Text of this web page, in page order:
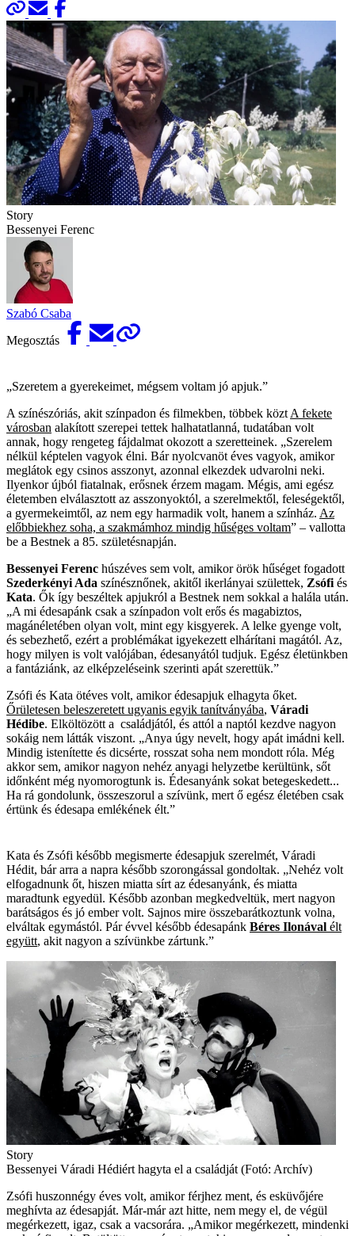
Story
Bessenyei Ferenc
Szabó Csaba
Megosztás
„Szeretem a gyerekeimet, mégsem voltam jó apjuk.”
A színészóriás, akit színpadon és filmekben, többek közt A fekete
városban alakított szerepei tettek halhatatlanná, tudatában volt
annak, hogy rengeteg fájdalmat okozott a szeretteinek. „Szerelem
nélkül képtelen vagyok élni. Bár nyolcvanöt éves vagyok, amikor
meglátok egy csinos asszonyt, azonnal elkezdek udvarolni neki.
Ilyenkor újból fiatalnak, erősnek érzem magam. Mégis, ami egész
életemben elválasztott az asszonyoktól, a szerelmektől, feleségektől,
a gyermekeimtől, az nem egy harmadik volt, hanem a színház. Az
előbbiekhez soha, a szakmámhoz mindig hűséges voltam” – vallotta
be a Bestnek a 85. születésnapján.
Bessenyei Ferenc húszéves sem volt, amikor örök hűséget fogadott
Szederkényi Ada színésznőnek, akitől ikerlányai születtek, Zsófi és
Kata. Ők így beszéltek apjukról a Bestnek nem sokkal a halála után.
„A mi édesapánk csak a színpadon volt erős és magabiztos,
magánéletében olyan volt, mint egy kisgyerek. A lelke gyenge volt,
és sebezhető, ezért a problémákat igyekezett elhárítani magától. Az,
hogy milyen is volt valójában, édesanyától tudjuk. Egész életünkben
a fantáziánk, az elképzeléseink szerinti apát szerettük.”
Zsófi és Kata ötéves volt, amikor édesapjuk elhagyta őket.
Őrületesen beleszeretett ugyanis egyik tanítványába, Váradi
Hédibe. Elköltözött a családjától, és attól a naptól kezdve nagyon
sokáig nem látták viszont. „Anya úgy nevelt, hogy apát imádni kell.
Mindig istenítette és dicsérte, rosszat soha nem mondott róla. Még
akkor sem, amikor nagyon nehéz anyagi helyzetbe kerültünk, sőt
időnként még nyomorogtunk is. Édesanyánk sokat betegeskedett...
Ha rá gondolunk, összeszorul a szívünk, mert ő egész életében csak
értünk és édesapa emlékének élt.”
Kata és Zsófi később megismerte édesapjuk szerelmét, Váradi
Hédit, bár arra a napra később szorongással gondoltak. „Nehéz volt
elfogadnunk őt, hiszen miatta sírt az édesanyánk, és miatta
maradtunk egyedül. Később azonban megkedveltük, mert nagyon
barátságos és jó ember volt. Sajnos mire összebarátkoztunk volna,
elváltak egymástól. Pár évvel később édesapánk Béres Ilonával élt
együtt, akit nagyon a szívünkbe zártunk.”
Story
Bessenyei Váradi Hédiért hagyta el a családját (Fotó: Archív)
Zsófi huszonnégy éves volt, amikor férjhez ment, és esküvőjére
meghívta az édesapját. Már-már azt hitte, nem megy el, de végül
megérkezett, igaz, csak a vacsorára. „Amikor megérkezett, mindenki